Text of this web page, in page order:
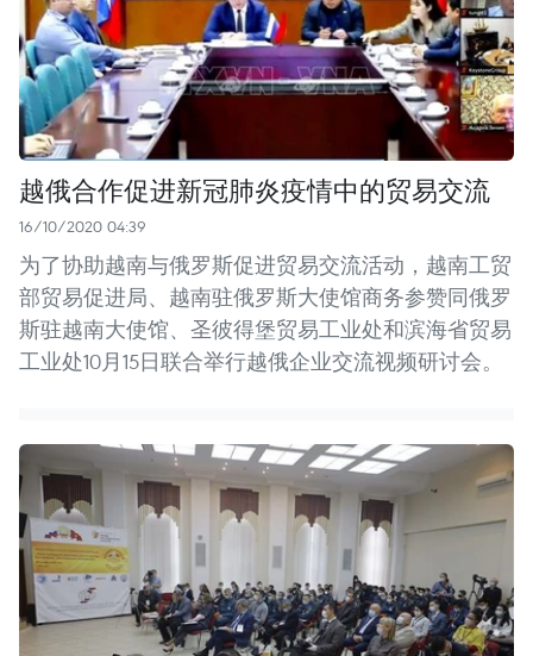
越俄合作促进新冠肺炎疫情中的贸易交流
16/10/2020 04:39
为了协助越南与俄罗斯促进贸易交流活动，越南工贸
部贸易促进局、越南驻俄罗斯大使馆商务参赞同俄罗
斯驻越南大使馆、圣彼得堡贸易工业处和滨海省贸易
工业处10月15日联合举行越俄企业交流视频研讨会。